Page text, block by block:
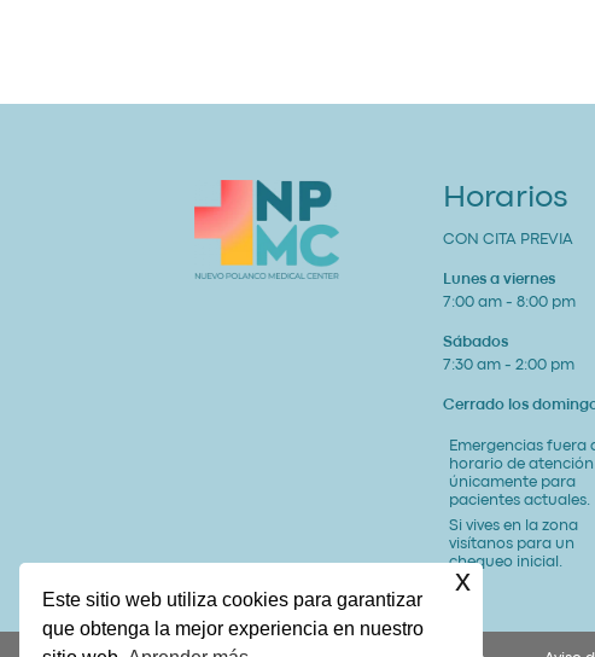
Horarios
CON CITA PREVIA
Lunes a viernes
7:00 am - 8:00 pm
Sábados
7:30 am - 2:00 pm
Cerrado los
Emergencias fuera
horario de atención
únicamente para
pacientes actuales.
Si vives en la zona
visítanos para un
chequeo inicial.
Este sitio web utiliza cookies para garantizar
que obtenga la mejor experiencia en nuestro
x